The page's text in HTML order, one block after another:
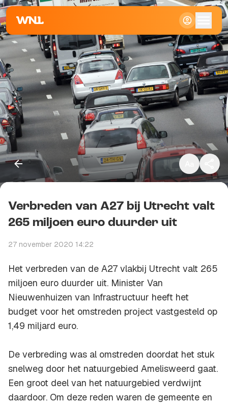
Standaard
Groot
Kopieer link
Verbreden van A27 bij Utrecht valt
265 miljoen euro duurder uit
27 november 2020 14:22
Het verbreden van de A27 vlakbij Utrecht valt 265
miljoen euro duurder uit. Minister Van
Nieuwenhuizen van Infrastructuur heeft het
budget voor het omstreden project vastgesteld op
1,49 miljard euro.
De verbreding was al omstreden doordat het stuk
snelweg door het natuurgebied Amelisweerd gaat.
Een groot deel van het natuurgebied verdwijnt
daardoor. Om deze reden waren de gemeente en